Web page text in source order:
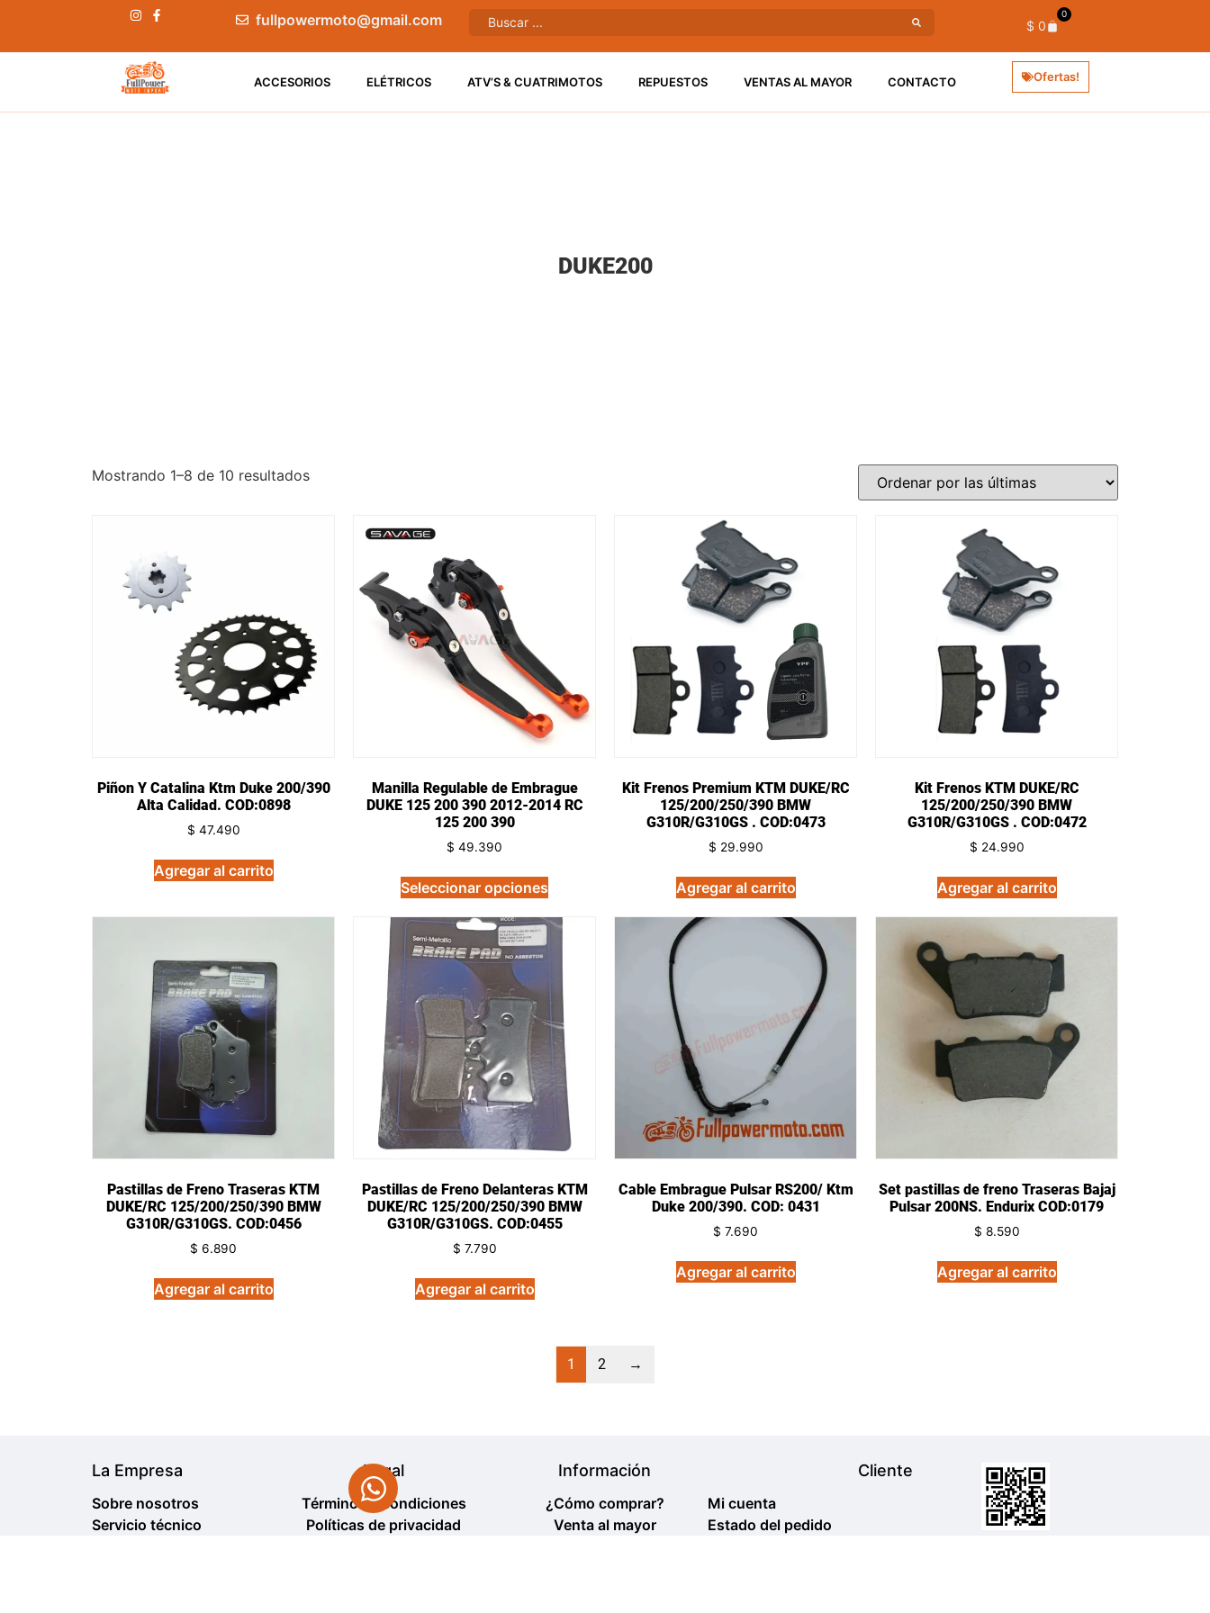
fullpowermoto@gmail.com $ 0
0
ACCESORIOS ELÉTRICOS ATV’S & CUATRIMOTOS REPUESTOS VENTAS AL MAYOR CONTACTO Ofertas!
DUKE200
Mostrando 1–8 de 10 resultados
Piñon Y Catalina Ktm Duke 200/390
Alta Calidad. COD:0898
$ 47.490
Agregar al carrito
Manilla Regulable de Embrague
DUKE 125 200 390 2012-2014 RC
125 200 390
$ 49.390
Seleccionar opciones
Kit Frenos Premium KTM DUKE/RC
125/200/250/390 BMW
G310R/G310GS . COD:0473
$ 29.990
Agregar al carrito
Kit Frenos KTM DUKE/RC
125/200/250/390 BMW
G310R/G310GS . COD:0472
$ 24.990
Agregar al carrito
Pastillas de Freno Traseras KTM
DUKE/RC 125/200/250/390 BMW
G310R/G310GS. COD:0456
$ 6.890
Agregar al carrito
Pastillas de Freno Delanteras KTM
DUKE/RC 125/200/250/390 BMW
G310R/G310GS. COD:0455
$ 7.790
Agregar al carrito
Cable Embrague Pulsar RS200/ Ktm
Duke 200/390. COD: 0431
$ 7.690
Agregar al carrito
Set pastillas de freno Traseras Bajaj
Pulsar 200NS. Endurix COD:0179
$ 8.590
Agregar al carrito
1 2 →
La Empresa
Sobre nosotros
Servicio técnico
Legal
Términos y condiciones
Políticas de privacidad
Información
¿Cómo comprar?
Venta al mayor
Cliente
Mi cuenta
Estado del pedido